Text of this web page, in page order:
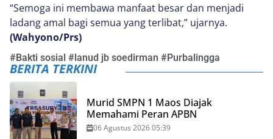
“Semoga ini membawa manfaat besar dan menjadi
ladang amal bagi semua yang terlibat,” ujarnya.
(Wahyono/Prs)
#Bakti sosial #lanud jb soedirman #Purbalingga
BERITA TERKINI
Murid SMPN 1 Maos Diajak
Memahami Peran APBN
06 Agustus 2026 05:39